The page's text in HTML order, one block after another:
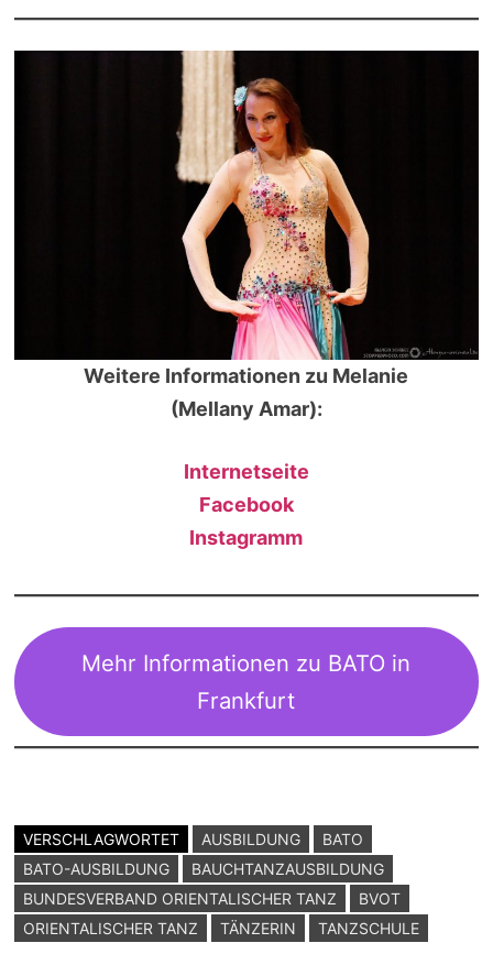
Weitere Informationen zu Melanie
(Mellany Amar):
Internetseite
Facebook
Instagramm
Mehr Informationen zu BATO in
Frankfurt
VERSCHLAGWORTET AUSBILDUNG
BATO
BATO-AUSBILDUNG
BAUCHTANZAUSBILDUNG
BUNDESVERBAND ORIENTALISCHER TANZ
BVOT
ORIENTALISCHER TANZ
TÄNZERIN TANZSCHULE